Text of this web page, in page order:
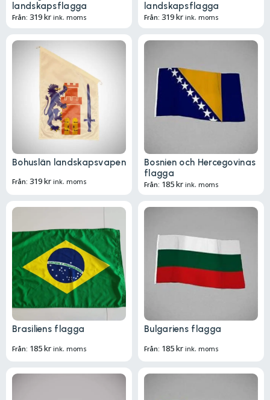
landskapsflagga
Från: 319kr ink. moms
landskapsflagga
Från: 319kr ink. moms
Bohuslän landskapsvapen
Från: 319kr ink. moms
Bosnien och Hercegovinas
flagga
Från: 185kr ink. moms
Brasiliens flagga
Från: 185kr ink. moms
Bulgariens flagga
Från: 185kr ink. moms